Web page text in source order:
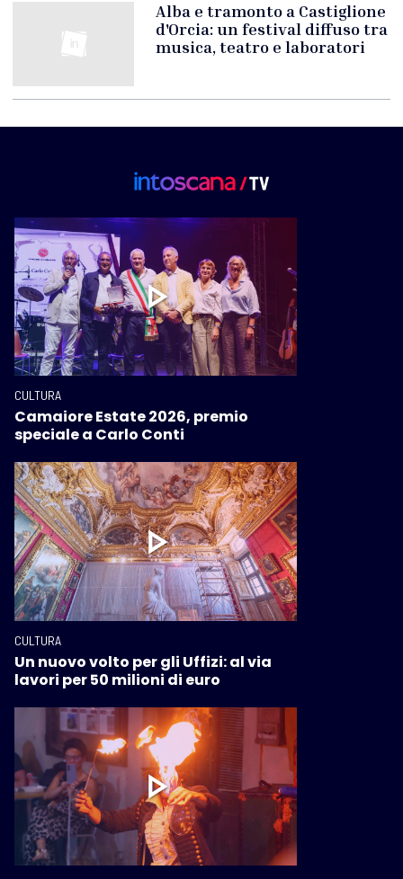
Alba e tramonto a Castiglione
d'Orcia: un festival diffuso tra
musica, teatro e laboratori
CULTURA
Camaiore Estate 2026, premio
speciale a Carlo Conti
CULTURA
Un nuovo volto per gli Uffizi: al via
lavori per 50 milioni di euro